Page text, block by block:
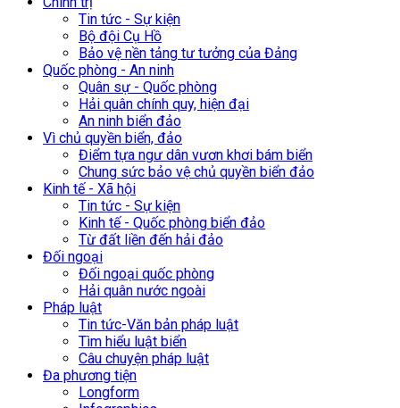
Tin tức - Sự kiện
Bộ đội Cụ Hồ
Bảo vệ nền tảng tư tưởng của Đảng
Quốc phòng - An ninh
Quân sự - Quốc phòng
Hải quân chính quy, hiện đại
An ninh biển đảo
Vì chủ quyền biển, đảo
Điểm tựa ngư dân vươn khơi bám biển
Chung sức bảo vệ chủ quyền biển đảo
Kinh tế - Xã hội
Tin tức - Sự kiện
Kinh tế - Quốc phòng biển đảo
Từ đất liền đến hải đảo
Đối ngoại
Đối ngoại quốc phòng
Hải quân nước ngoài
Pháp luật
Tin tức-Văn bản pháp luật
Tìm hiểu luật biển
Câu chuyện pháp luật
Đa phương tiện
Longform